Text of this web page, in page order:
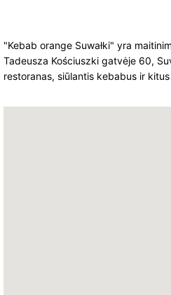
"Kebab orange Suwałki" yra
Tadeusza Kościuszki gatvėje 60,
restoranas, siūlantis kebabus ir